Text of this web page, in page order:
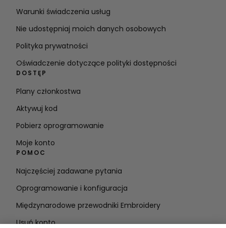
Warunki świadczenia usług
Nie udostępniaj moich danych osobowych
Polityka prywatności
Oświadczenie dotyczące polityki dostępności
DOSTĘP
Plany członkostwa
Aktywuj kod
Pobierz oprogramowanie
Moje konto
POMOC
Najczęściej zadawane pytania
Oprogramowanie i konfiguracja
Międzynarodowe przewodniki Embroidery
Usuń konto